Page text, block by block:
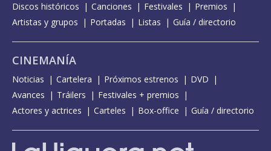
Discos históricos
Canciones Festivales
Premios
Artistas y grupos
Portadas Listas Guía / directorio
CINEMANÍA
Noticias Cartelera Próximos estrenos
DVD
Avances
Tráilers
Festivales + premios
Actores y actrices
Carteles Box-office Guía / directorio